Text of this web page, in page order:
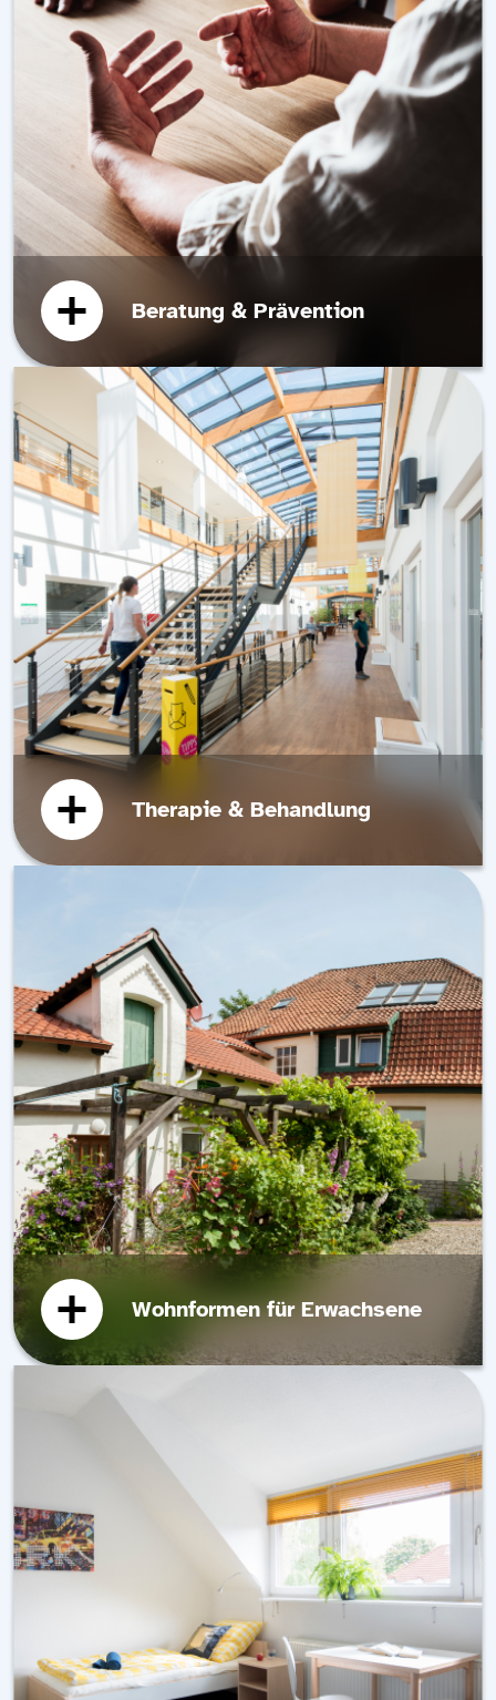
Beratung & Prävention
Therapie & Behandlung
Wohnformen für Erwachsene